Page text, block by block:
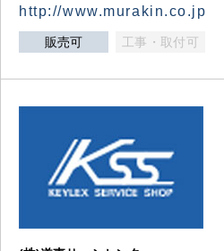
http://www.murakin.co.jp
販売可 工事・取付可